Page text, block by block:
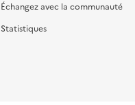
Échangez avec la communauté
Statistiques